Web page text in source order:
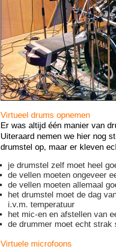
Virtueel drums opnemen
Er was altijd één manier van
Uiteraard nemen we hier nog
drumstel op, maar er kleven
je drumstel zelf moet heel
de vellen moeten ongeveer
de vellen moeten allemaal
het drumstel moet de dag
i.v.m. temperatuur
het mic-en en afstellen van
de drummer moet echt strak
Virtuele microfoons